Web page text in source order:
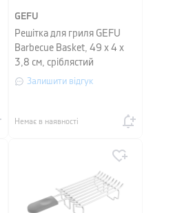
GEFU
Решітка для гриля GEFU
Barbecue Basket, 49 х 4 х
3,8 см, сріблястий
Залишити відгук
Немає в наявності